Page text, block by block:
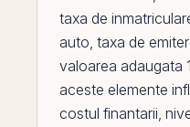
taxa de
auto, taxa de
valoarea adaugata
aceste elemente
costul finantarii,